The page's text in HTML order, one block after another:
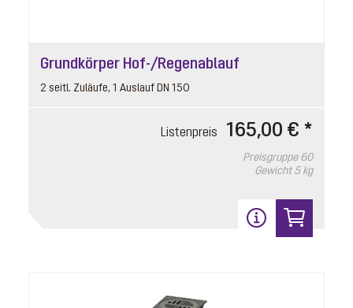
Grundkörper Hof-/Regenablauf
2 seitl. Zuläufe, 1 Auslauf DN 150
Listenpreis 165,00 € *
Preisgruppe 60
Gewicht 5 kg